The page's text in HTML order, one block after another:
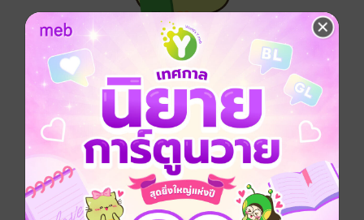
กรุณาเข้าสู่ระบบก่อนดำเนินรายการด้วยค่ะ
ล็อกอินเข้าระบบ